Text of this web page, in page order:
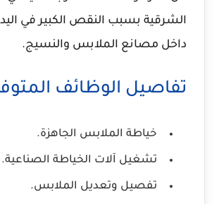
الشرقية بسبب النقص الكبير في اليد
داخل مصانع الملابس والنسيج.
تفاصيل الوظائف
خياطة الملابس الجاهزة.
تشغيل آلات الخياطة الصناعية.
تفصيل وتعديل الملابس.